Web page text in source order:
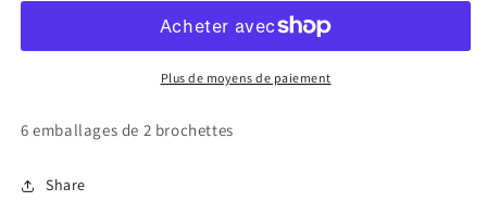
Plus de moyens de paiement
6 emballages de 2 brochettes
Share